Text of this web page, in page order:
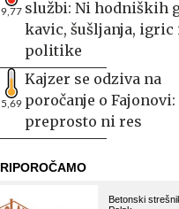
9,77 službi: Ni hodniških
kavic, šušljanja, igric
politike
5,69
Kajzer se odziva na
poročanje o Fajonovi:
preprosto ni res